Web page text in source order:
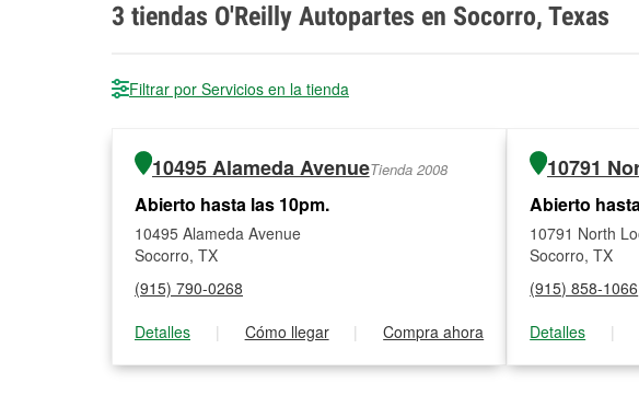
3 tiendas O'Reilly Autopartes en Socorro, Texas
Filtrar por Servicios en la tienda
10495 Alameda AvenueTienda 2008
Abierto hasta las 10pm.
10495 Alameda Avenue
Socorro, TX
(915) 790-0268
Detalles
| Cómo llegar | Compra ahora
10791
Abierto
10791 North
Socorro, TX
(915) 858-1066
Detalles
|